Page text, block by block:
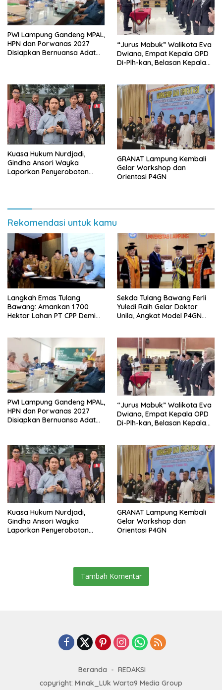
PWI Lampung Gandeng MPAL,
HPN dan Porwanas 2027
Disiapkan Bernuansa Adat
“Jurus Mabuk” Walikota Eva
Dwiana, Empat Kepala OPD
Di-Plh-kan, Belasan Kepala
Kuasa Hukum Nurdjadi,
Gindha Ansori Wayka
Laporkan Penyerobotan
GRANAT Lampung Kembali
Gelar Workshop dan
Orientasi P4GN
Rekomendasi untuk kamu
Langkah Emas Tulang
Bawang: Amankan 1.700
Hektar Lahan PT CPP Demi
Sekda Tulang Bawang Ferli
Yuledi Raih Gelar Doktor
Unila, Angkat Model P4GN
PWI Lampung Gandeng MPAL,
HPN dan Porwanas 2027
Disiapkan Bernuansa Adat
“Jurus Mabuk” Walikota Eva
Dwiana, Empat Kepala OPD
Di-Plh-kan, Belasan Kepala
Kuasa Hukum Nurdjadi,
Gindha Ansori Wayka
Laporkan Penyerobotan
GRANAT Lampung Kembali
Gelar Workshop dan
Orientasi P4GN
Tambah Komentar
Beranda
REDAKSI
copyright: Minak_LUk Warta9 Media Group